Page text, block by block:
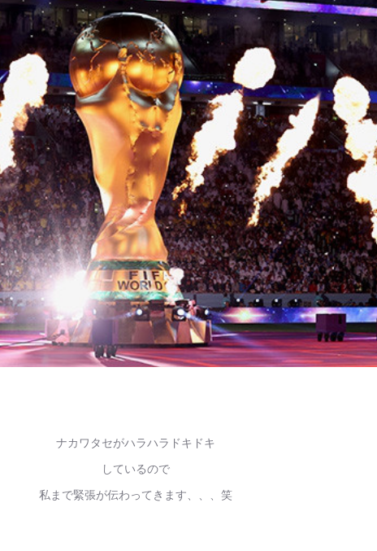
ナカワタセがハラハラドキドキ
しているので
私まで緊張が伝わってきます、、、笑